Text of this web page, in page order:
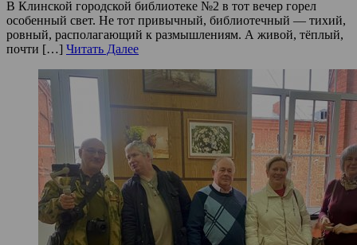
В Клинской городской библиотеке №2 в тот вечер горел
особенный свет. Не тот привычный, библиотечный — тихий,
ровный, располагающий к размышлениям. А живой, тёплый,
почти […] Читать Далее